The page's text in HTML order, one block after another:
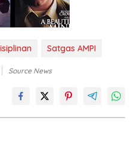
Satgas AMPI
Source News